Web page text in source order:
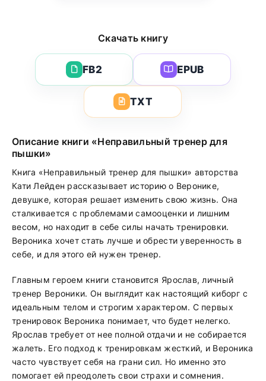
Скачать книгу
FB2 EPUB
TXT
Описание книги «Неправильный тренер для
пышки»
Книга «Неправильный тренер для пышки» авторства
Кати Лейден рассказывает историю о Веронике,
девушке, которая решает изменить свою жизнь. Она
сталкивается с проблемами самооценки и лишним
весом, но находит в себе силы начать тренировки.
Вероника хочет стать лучше и обрести уверенность в
себе, и для этого ей нужен тренер.
Главным героем книги становится Ярослав, личный
тренер Вероники. Он выглядит как настоящий киборг с
идеальным телом и строгим характером. С первых
тренировок Вероника понимает, что будет нелегко.
Ярослав требует от нее полной отдачи и не собирается
жалеть. Его подход к тренировкам жесткий, и Вероника
часто чувствует себя на грани сил. Но именно это
помогает ей преодолеть свои страхи и сомнения.